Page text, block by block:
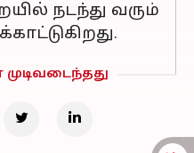
நடந்து வரும்